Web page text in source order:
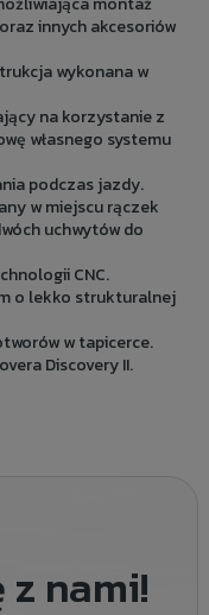
innych akcesoriów
wykonana w
na korzystanie z
własnego systemu
podczas jazdy.
w miejscu rączek
uchwytów do
CNC.
o lekko strukturalnej
w tapicerce.
Discovery II.
nami!